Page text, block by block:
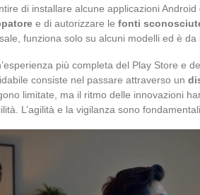
di installare alcune applicazioni
e di autorizzare le fonti
funziona solo su alcuni modelli ed è da
più completa del Play Store e
consiste nel passare attraverso un
limitate, ma il ritmo delle innovazioni
L’agilità e la vigilanza sono fondamentali.